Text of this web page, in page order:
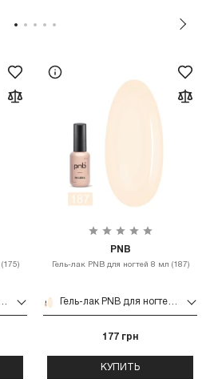
Гель-лак PNB для ногтей 8 мл (175)
PNB
Гель-лак PNB для ногтей 8 мл (187)
Гель-лак PNB для ногтей 8 мл (187)
177 грн
КУПИТЬ